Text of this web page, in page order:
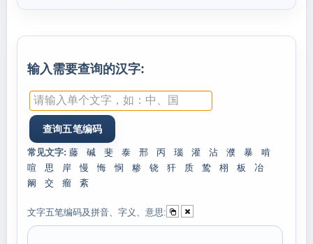
输入需要查询的汉字:
常见文字: 藤 碱 斐 泰 邢 丙 瑙 灌 沾 濮 暴
啃
喧
思 岸 慢 悔 悯 糁 铙 犴 质 鸷 栩 板
冶
阚
交 瘤 紊
文字五笔编码及拼音、字义、意思: